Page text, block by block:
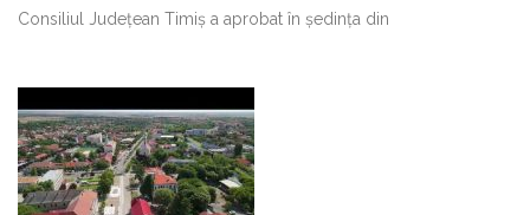
Consiliul Județean Timiș a aprobat în ședința din